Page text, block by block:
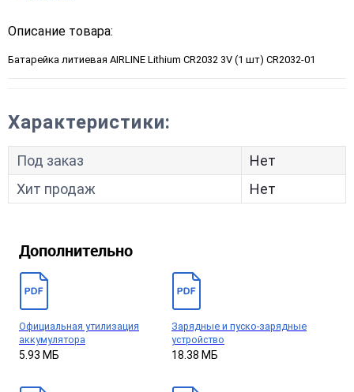
Описание товара:
Батарейка литиевая AIRLINE Lithium CR2032 3V (1 шт) CR2032-01
Характеристики:
Под заказ
Нет
Хит продаж
Нет
Дополнительно
Официальная утилизация
аккумулятора
5.93 МБ
Зарядные и пуско-зарядные
устройство
18.38 МБ